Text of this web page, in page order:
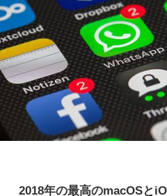
2018年の最高のmacOSと